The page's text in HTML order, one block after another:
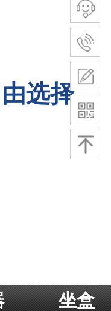
选择。
选择。
坐盒